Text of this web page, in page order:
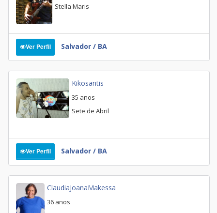
Stella Maris
Ver Perfil Salvador / BA
Kikosantis
35 anos
Sete de Abril
Ver Perfil Salvador / BA
ClaudiaJoanaMakessa
36 anos